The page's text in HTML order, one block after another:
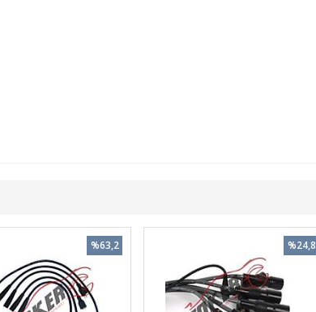
%63,2 %24,8